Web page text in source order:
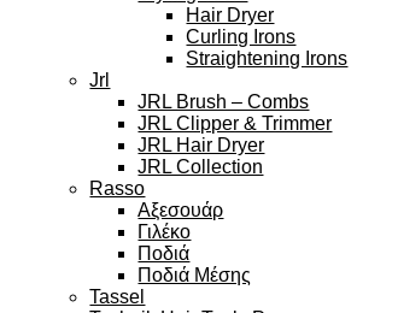
Hair Dryer
Curling Irons
Straightening Irons
Jrl
JRL Brush – Combs
JRL Clipper & Trimmer
JRL Hair Dryer
JRL Collection
Rasso
Αξεσουάρ
Γιλέκο
Ποδιά
Ποδιά Μέσης
Tassel